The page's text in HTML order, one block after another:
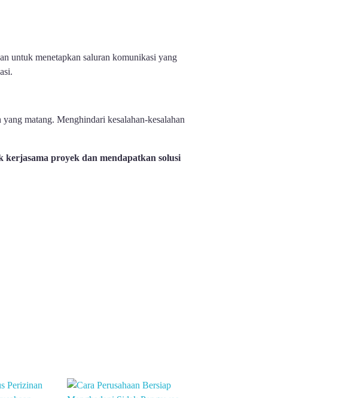
untuk menetapkan saluran komunikasi yang
matang. Menghindari kesalahan-kesalahan
proyek dan mendapatkan solusi